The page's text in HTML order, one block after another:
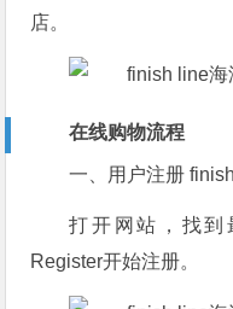
店。
在线购物流程
一、用户注册
打开网站，找到
Register开始注册。